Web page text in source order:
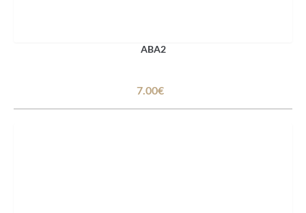
ABA2
7.00€